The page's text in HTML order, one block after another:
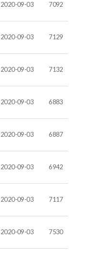
2020-09-03 7092
2020-09-03 7129
2020-09-03 7132
2020-09-03 6883
2020-09-03 6887
2020-09-03 6942
2020-09-03 7117
2020-09-03 7530